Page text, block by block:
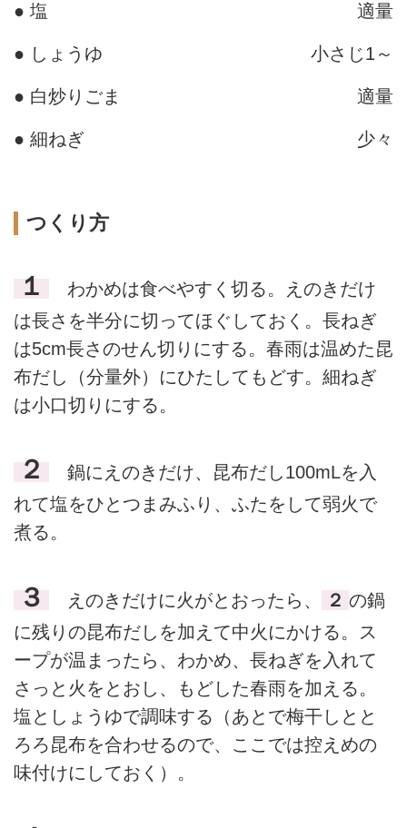
● 塩 適量
● しょうゆ 小さじ1～
● 白炒りごま 適量
● 細ねぎ 少々
つくり方
１
わかめは食べやすく切る。えのきだけ
は長さを半分に切ってほぐしておく。長ねぎ
は5cm長さのせん切りにする。春雨は温めた昆
布だし（分量外）にひたしてもどす。細ねぎ
は小口切りにする。
２
鍋にえのきだけ、昆布だし100mLを入
れて塩をひとつまみふり、ふたをして弱火で
煮る。
３ えのきだけに火がとおったら、 ２ の鍋
に残りの昆布だしを加えて中火にかける。ス
ープが温まったら、わかめ、長ねぎを入れて
さっと火をとおし、もどした春雨を加える。
塩としょうゆで調味する（あとで梅干しとと
ろろ昆布を合わせるので、ここでは控えめの
味付けにしておく）。